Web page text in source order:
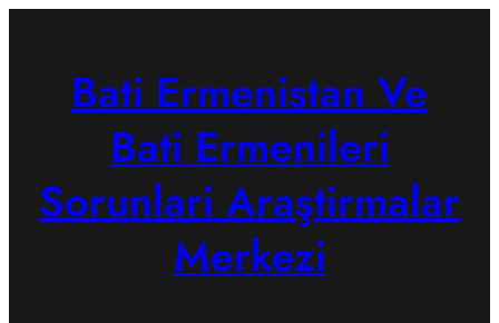
Bati Ermenistan Ve
Bati Ermenileri
Sorunlari Araştirmalar
Merkezi